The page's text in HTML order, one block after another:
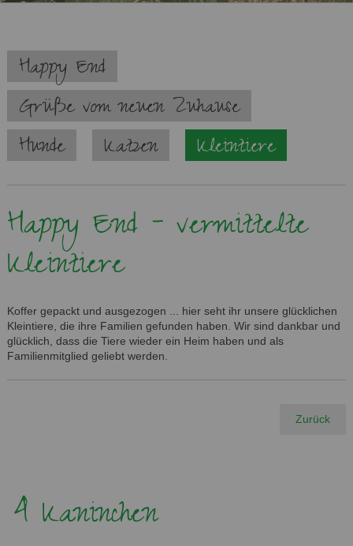
Navigation
überspringen
Happy End
Grüße vom neuen Zuhause
Hunde
Katzen Kleintiere
Happy End - vermittelte
Kleintiere
Koffer gepackt und ausgezogen ... hier seht ihr unsere glücklichen
Kleintiere, die ihre Familien gefunden haben. Wir sind dankbar und
glücklich, dass die Tiere wieder ein Heim haben und als
Familienmitglied geliebt werden.
Zurück
4 Kaninchen